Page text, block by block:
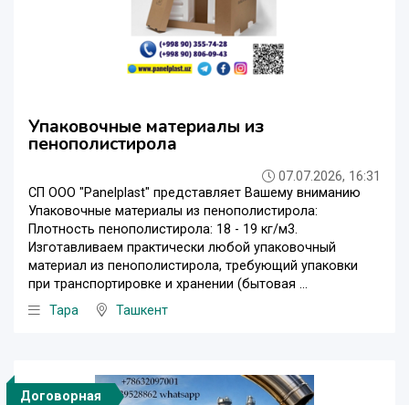
Упаковочные материалы из
пенополистирола
07.07.2026, 16:31
СП ООО "Panelplast" представляет Вашему вниманию
Упаковочные материалы из пенополистирола:
Плотность пенополистирола: 18 - 19 кг/м3.
Изготавливаем практически любой упаковочный
материал из пенополистирола, требующий упаковки
при транспортировке и хранении (бытовая ...
Тара
Ташкент
Договорная